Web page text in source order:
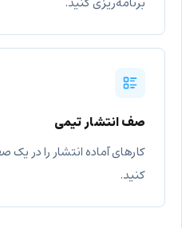
صف انتشار تیمی
کارهای آماده انتشار را در
کنید.